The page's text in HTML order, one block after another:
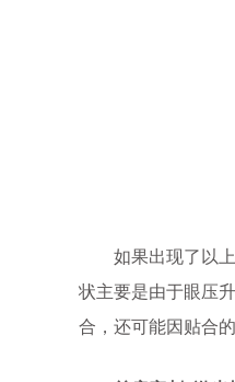
如果出现了以上
状主要是由于眼压
合，还可能因贴合